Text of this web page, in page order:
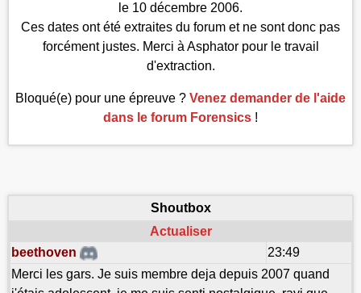
le 10 décembre 2006.
Ces dates ont été extraites du forum et ne sont donc pas
forcément justes. Merci à Asphator pour le travail
d'extraction.
Bloqué(e) pour une épreuve ? Venez demander de l'aide
dans le forum Forensics !
Shoutbox
Actualiser
beethoven
23:49
Merci les gars. Je suis membre deja depuis 2007 quand